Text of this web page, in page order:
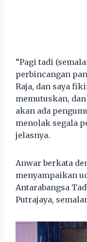
“Pagi tadi
perbincangan
Raja, dan saya
memutuskan,
akan ada
menolak segala
jelasnya.
Anwar berkata
menyampaikan
Antarabangsa
Putrajaya,